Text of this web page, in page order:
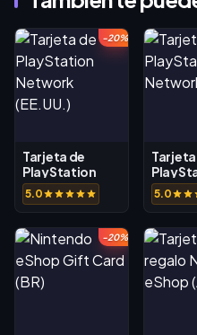
-20%
Tarjeta de
PlayStation
Network
(EE.UU.)
5.0 5.0
-20%